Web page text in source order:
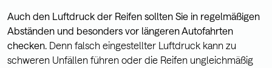
Auch den Luftdruck der Reifen sollten Sie in regelmäßigen
Abständen und besonders vor längeren Autofahrten
checken. Denn falsch eingestellter Luftdruck kann zu
schweren Unfällen führen oder die Reifen ungleichmäßig